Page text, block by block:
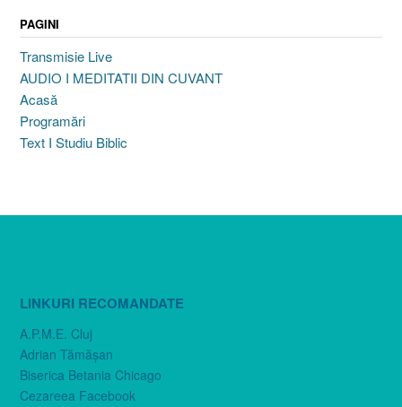
PAGINI
Transmisie Live
AUDIO I MEDITATII DIN CUVANT
Acasă
Programări
Text I Studiu Biblic
LINKURI RECOMANDATE
A.P.M.E. Cluj
Adrian Tămăşan
Biserica Betania Chicago
Cezareea Facebook